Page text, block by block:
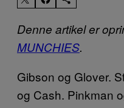
Denne artikel er
MUNCHIES.
Gibson og Glover.
og Cash. Pinkman